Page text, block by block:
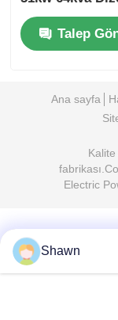
Yedek
Talep
Ana sayfa
Electric
Shawn